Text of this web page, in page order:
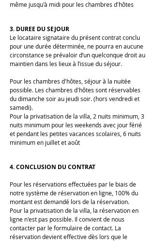
même jusqu'à midi pour les chambres d'hôtes
3. DUREE DU SEJOUR
Le locataire signataire du présent contrat conclu
pour une durée déterminée, ne pourra en aucune
circonstance se prévaloir d’unquelconque droit au
maintien dans les lieux à l’issue du séjour.
Pour les chambres d'hôtes, séjour à la nuitée
possible. Les chambres d'hôtes sont réservables
du dimanche soir au jeudi soir. (hors vendredi et
samedi).
Pour la privatisation de la villa, 2 nuits minimum, 3
nuits minimum pour les weekends avec jour férié
et pendant les petites vacances scolaires, 6 nuits
minimum en juillet et août
4. CONCLUSION DU CONTRAT
Pour les réservations effectuées par le biais de
notre système de réservation en ligne, 100% du
montant est demandé lors de la réservation.
Pour la privatisation de la villa, la réservation en
ligne n'est pas possible. Il convient de nous
contacter par le formulaire de contact. La
réservation devient effective dès lors que le